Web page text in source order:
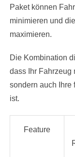
Paket können
minimieren und
maximieren.
Die Kombination
dass Ihr Fahrzeug
sondern auch Ihre
ist.
Feature